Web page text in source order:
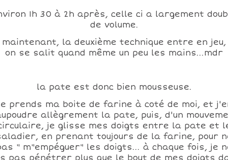
1h 30 à 2h après, celle ci a largement
de volume.
la deuxième technique entre en
on se salit quand même un peu les mains...mdr
la pate est donc bien mousseuse.
prends ma boite de farine à coté de moi, et
allègrement la pate, puis, d'un
je glisse mes doigts entre la pate et
en prenant toujours de la farine, pour
" m"empéguer" les doigts... à chaque fois, je
pas pénétrer plus que le bout de mes doigts